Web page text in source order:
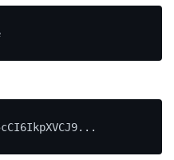
Header.Payload.Signature